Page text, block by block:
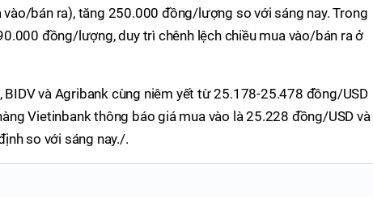
bán ra), tăng 250.000 đồng/lượng so với sáng nay. Trong
đồng/lượng, duy trì chênh lệch chiều mua vào/bán ra ở
BIDV và Agribank cùng niêm yết từ 25.178-25.478 đồng/USD
Vietinbank thông báo giá mua vào là 25.228 đồng/USD và
so với sáng nay./.